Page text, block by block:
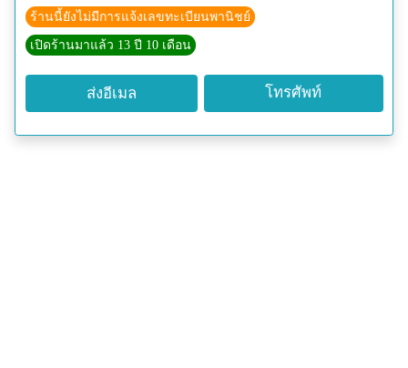
ร้านนี้ยังไม่มีการแจ้งเลขทะเบียนพานิชย์
เปิดร้านมาแล้ว 13 ปี 10 เดือน
ส่งอีเมล โทรศัพท์